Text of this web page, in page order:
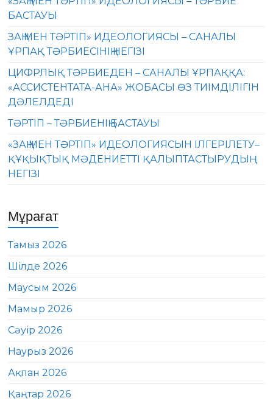
БАСТАУЫ
ЗАҢ МЕН ТӘРТІП» ИДЕОЛОГИЯСЫ – САНАЛЫ
ҰРПАҚ ТӘРБИЕСІНІҢ НЕГІЗІ
ЦИФРЛЫҚ ТӘРБИЕДЕН – САНАЛЫ ҰРПАҚҚА:
«АССИСТЕНТАТА-АНА» ЖОБАСЫ ӨЗ ТИІМДІЛІГІН
ДӘЛЕЛДЕДІ
ТӘРТІП – ТӘРБИЕНІҢ БАСТАУЫ
«ЗАҢ МЕН ТӘРТІП» ИДЕОЛОГИЯСЫН ІЛГЕРІЛЕТУ–
ҚҰҚЫҚТЫҚ МӘДЕНИЕТТІ ҚАЛЫПТАСТЫРУДЫҢ
НЕГІЗІ
Мұрағат
Тамыз 2026
Шілде 2026
Маусым 2026
Мамыр 2026
Сәуір 2026
Наурыз 2026
Ақпан 2026
Қаңтар 2026